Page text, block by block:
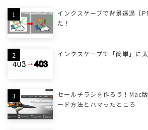
インクスケープで背景透過［
た！
インクスケープで「簡単」に
セールチラシを作ろう！Mac
ード方法とハマったところ